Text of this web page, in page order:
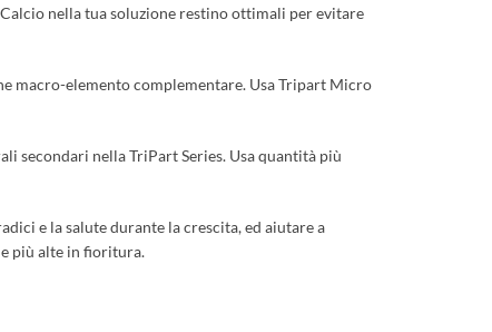
nella tua soluzione restino ottimali per evitare
macro-elemento complementare. Usa Tripart Micro
secondari nella TriPart Series. Usa quantità più
e la salute durante la crescita, ed aiutare a
più alte in fioritura.